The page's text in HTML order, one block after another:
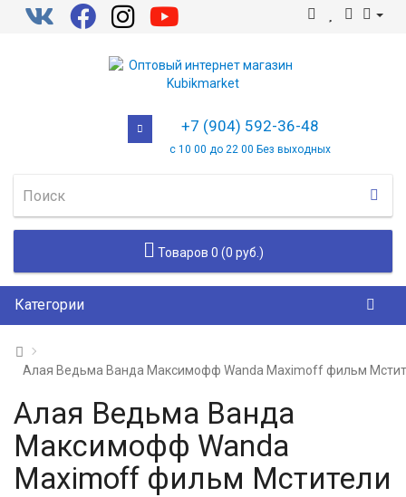
+7 (904) 592-36-48
с 10 00 до 22 00 Без выходных
Товаров 0 (0 руб.)
Категории
Алая Ведьма Ванда Максимофф Wanda Maximoff фильм
Алая Ведьма Ванда
Максимофф Wanda
Maximoff фильм Мстители